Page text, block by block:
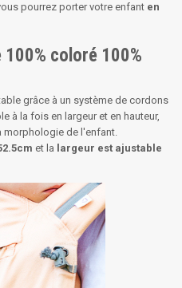
pourrez porter votre enfant en
100% coloré 100%
grâce à un système de cordons
à la fois en largeur et en hauteur,
morphologie de l'enfant.
et la largeur est ajustable